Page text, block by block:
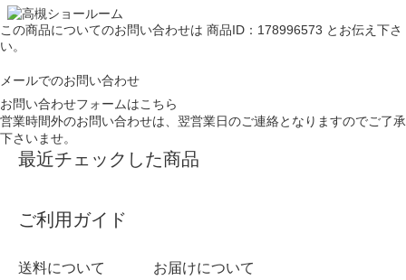
この商品についてのお問い合わせは 商品ID：178996573 とお伝え下さ
い。
メールでのお問い合わせ
お問い合わせフォームはこちら
営業時間外のお問い合わせは、翌営業日のご連絡となりますのでご了承
下さいませ。
最近チェックした商品
ご利用ガイド
送料について お届けについて